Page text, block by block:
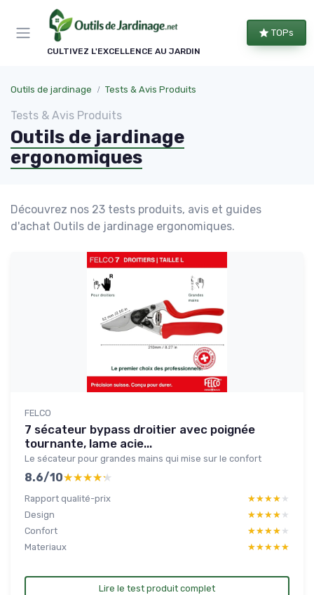
CULTIVEZ L'EXCELLENCE AU JARDIN
TOPs
Outils de jardinage Tests & Avis Produits
Tests & Avis Produits
Outils de jardinage
ergonomiques
Découvrez nos 23 tests produits, avis et guides
d'achat Outils de jardinage ergonomiques.
FELCO
7 sécateur bypass droitier avec poignée
tournante, lame acie...
Le sécateur pour grandes mains qui mise sur le confort
8.6/10★★★★★
★★★★★
Rapport qualité-prix ★★★★★
★★★★★
Design
★★★★★
★★★★★
Confort
★★★★★
★★★★★
Materiaux
★★★★★
★★★★★
Lire le test produit complet
Panneau de gestion des cookies